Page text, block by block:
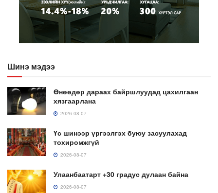
Шинэ мэдээ
Өнөөдөр дараах байршлуудад цахилгаан
хязгаарлана
2026-08-07
Үс шинээр үргээлгэх буюу засуулахад
тохиромжгүй
2026-08-07
Улаанбаатарт +30 градус дулаан байна
2026-08-07